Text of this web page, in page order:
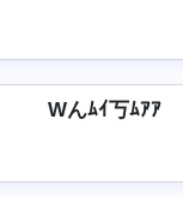
Wんﾑｲ丂ﾑｱｱ